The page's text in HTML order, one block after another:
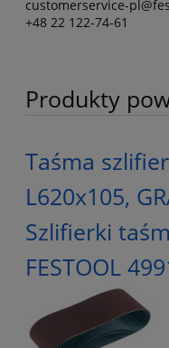
customerservice-
+48 22 122-74-61
Produkty
Taśma
L620x105,
Szlifierki
FESTOOL